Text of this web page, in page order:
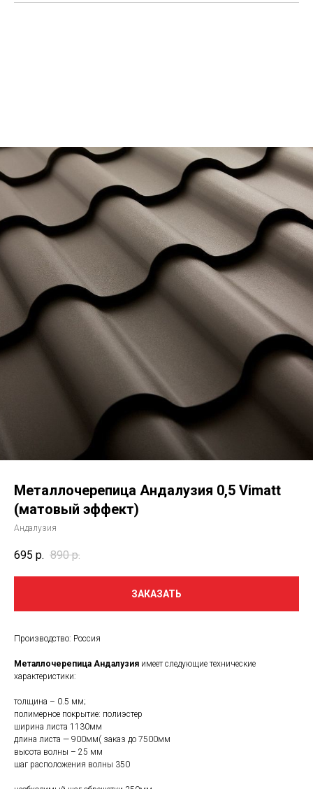
Металлочерепица Андалузия 0,5 Vimatt
(матовый эффект)
Андалузия
695 р. 890 р.
ЗАКАЗАТЬ
Производство: Россия
Металлочерепица Андалузия имеет следующие технические
характеристики:
толщина – 0.5 мм;
полимерное покрытие: полиэстер
ширина листа 1130мм
длина листа — 900мм( заказ до 7500мм
высота волны – 25 мм
шаг расположения волны 350